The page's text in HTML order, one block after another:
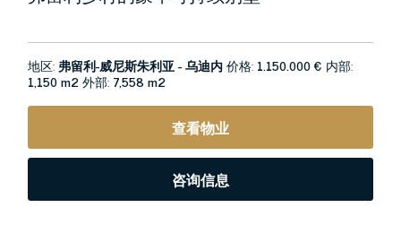
地区: 弗留利-威尼斯朱利亚 - 乌迪内价格: 1.150.000 € 内部:
1,150 m2外部: 7,558 m2
查看物业
咨询信息